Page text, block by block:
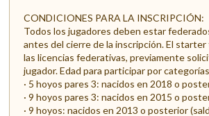
CONDICIONES PARA LA INSCRIPCIÓN:
Todos los jugadores deben estar
antes del cierre de la inscripción. El
las licencias federativas, previamente
jugador. Edad para participar por
· 5 hoyos pares 3: nacidos en 2018 o
· 9 hoyos pares 3: nacidos en 2015 o
· 9 hoyos: nacidos en 2013 o posterior